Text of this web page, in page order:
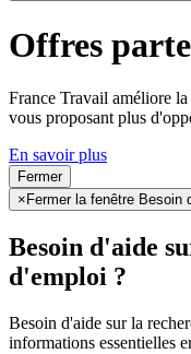
Offres
France Travail améliore
vous proposant plus
En savoir plus
Fermer
× Fermer la fenêtre Besoin
Besoin d'aide
d'emploi ?
Besoin d'aide sur la
informations essentielles